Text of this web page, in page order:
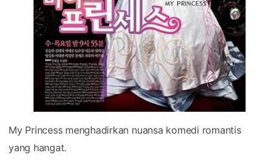
My Princess menghadirkan nuansa komedi romantis
yang hangat.